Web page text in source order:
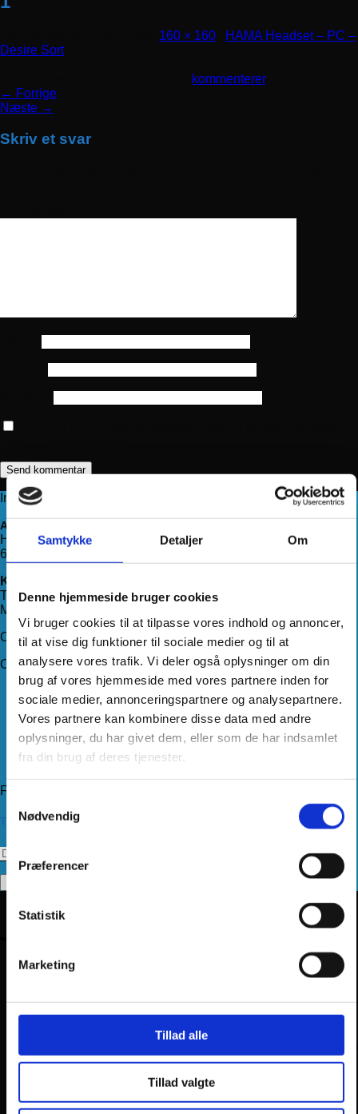
Samtykke Detaljer Om
Denne hjemmeside bruger cookies
Vi bruger cookies til at tilpasse vores indhold og annoncer,
til at vise dig funktioner til sociale medier og til at
analysere vores trafik. Vi deler også oplysninger om din
brug af vores hjemmeside med vores partnere inden for
sociale medier, annonceringspartnere og analysepartnere.
Vores partnere kan kombinere disse data med andre
oplysninger, du har givet dem, eller som de har indsamlet
fra din brug af deres tjenester.
Nødvendig
Præferencer
Statistik
Marketing
Tillad alle
Tillad valgte
160 × 160
HAMA Headset – PC –
Desire Sort
kommenterer.
← Forrige
Næste →
Skriv et svar
Information
Adresse
Haderslevvej 78, st.
6200 Aabenraa
Kontakt os
Telefon:71 99 75 88
Mail:
CVR: 33994680
Om Hjemmeudstyr
Om os
Handelsbetingelser
Levering
Kundeservice
Returnering
Privatlivspolitik
Følg os
Tilmeld dig vores nyhedsbrev